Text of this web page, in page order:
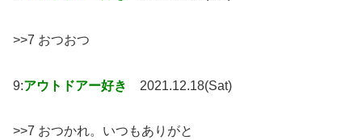
>>7 おつおつ
9:アウトドアー好き 2021.12.18(Sat)
>>7 おつかれ。いつもありがと